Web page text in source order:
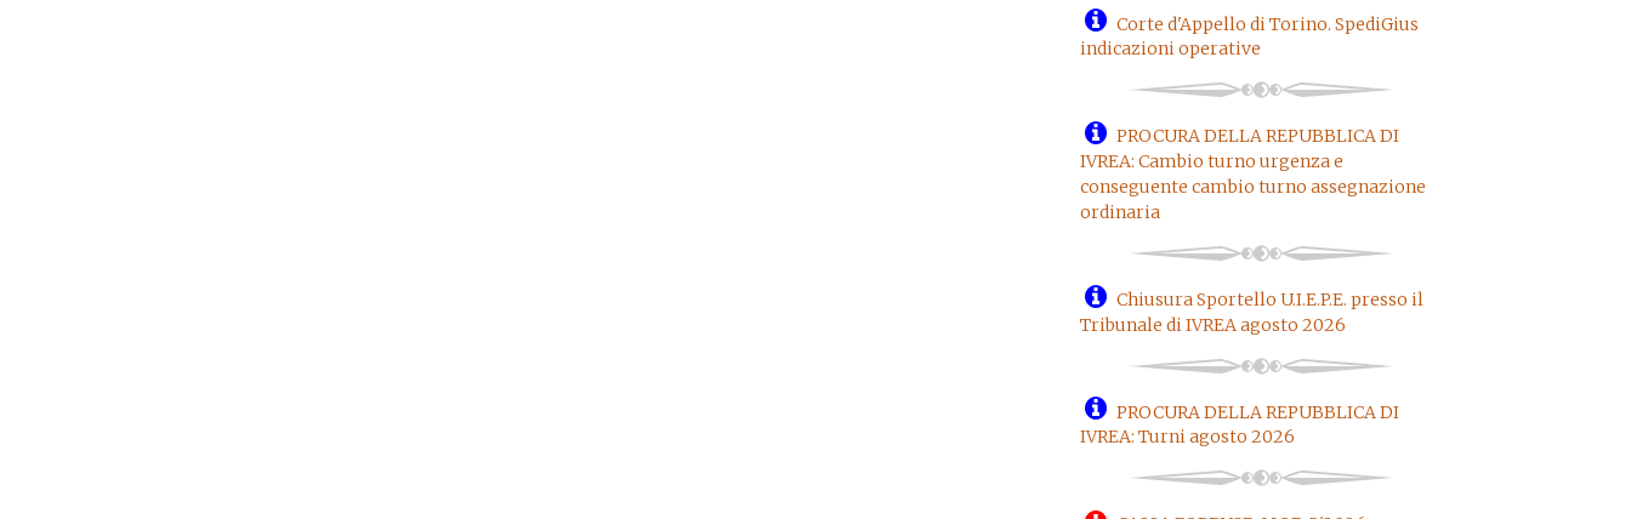
Corte d'Appello di Torino. SpediGius
indicazioni operative
PROCURA DELLA REPUBBLICA DI
IVREA: Cambio turno urgenza e
conseguente cambio turno assegnazione
ordinaria
Chiusura Sportello U.I.E.P.E. presso il
Tribunale di IVREA agosto 2026
PROCURA DELLA REPUBBLICA DI
IVREA: Turni agosto 2026